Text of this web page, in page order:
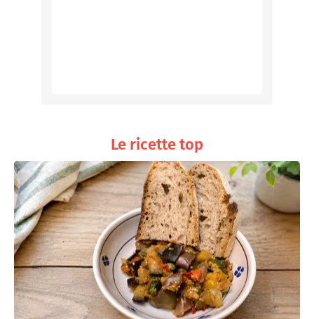
Le ricette top